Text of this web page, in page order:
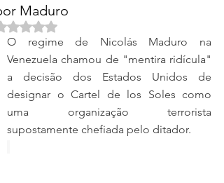
Maduro
Avaliado com NaN de 5 estrelas.
O regime de Nicolás Maduro na
Venezuela chamou de "mentira ridícula"
a decisão dos Estados Unidos de
designar o Cartel de los Soles como
uma organização terrorista
supostamente chefiada pelo ditador.